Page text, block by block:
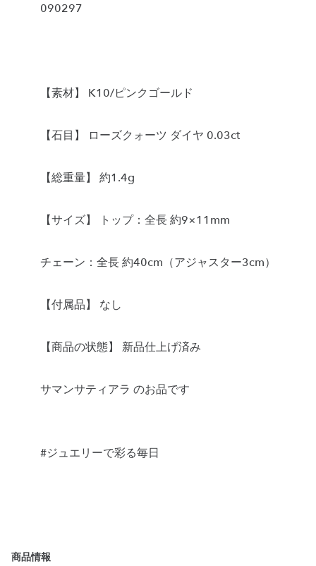
090297
【素材】 K10/ピンクゴールド
【石目】 ローズクォーツ ダイヤ 0.03ct
【総重量】 約1.4g
【サイズ】 トップ：全長 約9×11mm
チェーン：全長 約40cm（アジャスター3cm）
【付属品】 なし
【商品の状態】 新品仕上げ済み
サマンサティアラ のお品です
#ジュエリーで彩る毎日
商品情報